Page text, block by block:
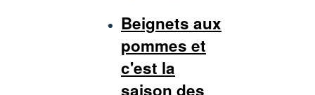
Beignets aux
pommes et
c'est la
saison des